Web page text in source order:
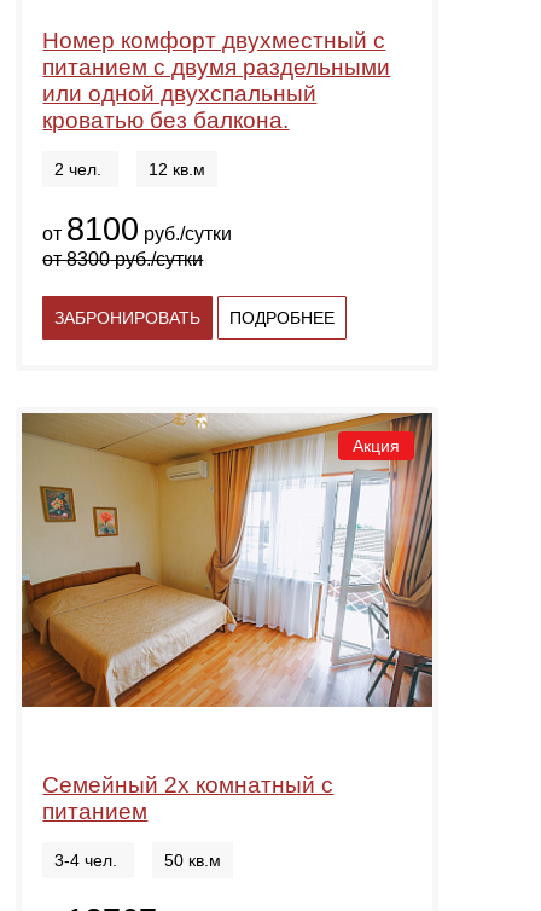
Номер комфорт двухместный с
питанием с двумя раздельными
или одной двухспальный
кроватью без балкона.
2 чел. 12 кв.м
от 8100 руб./сутки
от8300руб./сутки
ЗАБРОНИРОВАТЬ ПОДРОБНЕЕ
Акция
Семейный 2х комнатный с
питанием
3-4 чел. 50 кв.м